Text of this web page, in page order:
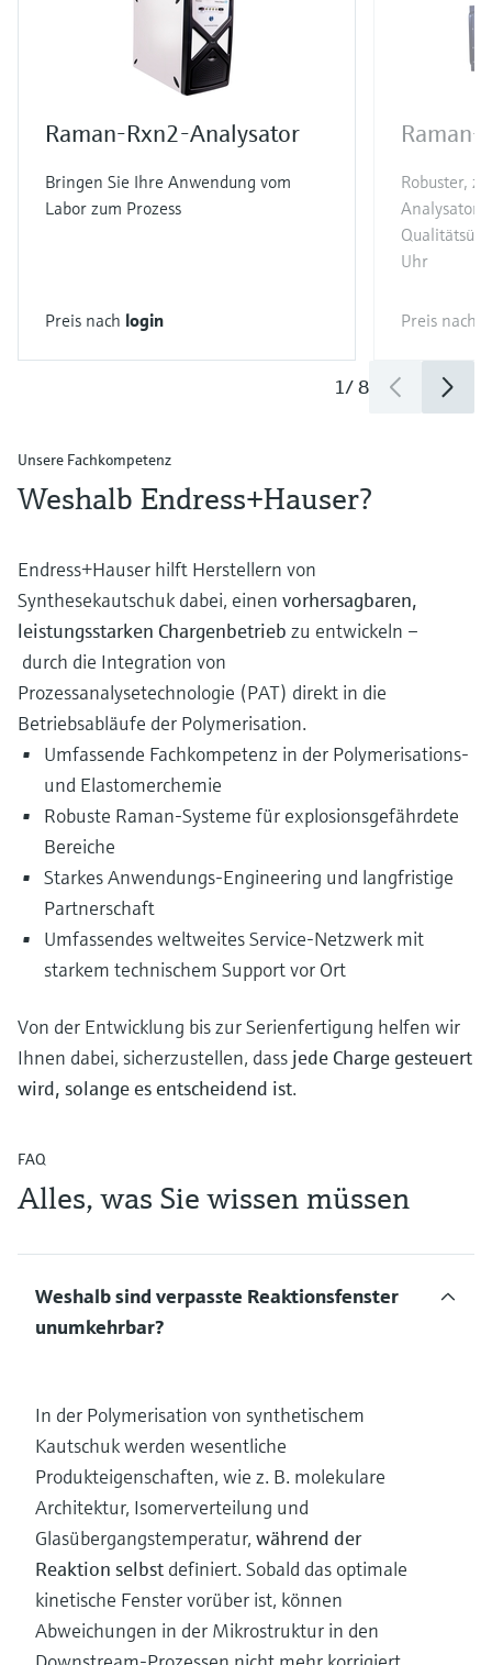
Raman-Rxn2-Analysator
Bringen Sie Ihre Anwendung vom
Labor zum Prozess
Preis nach login
Raman-
Robuster,
Analysator
Uhr
Preis nach
1/8
Unsere Fachkompetenz
Weshalb Endress+Hauser?
Endress+Hauser hilft Herstellern von
Synthesekautschuk dabei, einen vorhersagbaren,
leistungsstarken Chargenbetrieb zu entwickeln –
durch die Integration von
Prozessanalysetechnologie (PAT) direkt in die
Betriebsabläufe der Polymerisation.
Umfassende Fachkompetenz in der Polymerisations-
und Elastomerchemie
Robuste Raman-Systeme für explosionsgefährdete
Bereiche
Starkes Anwendungs-Engineering und langfristige
Partnerschaft
Umfassendes weltweites Service-Netzwerk mit
starkem technischem Support vor Ort
Von der Entwicklung bis zur Serienfertigung helfen wir
Ihnen dabei, sicherzustellen, dass jede Charge gesteuert
wird, solange es entscheidend ist.
FAQ
Alles, was Sie wissen müssen
Weshalb sind verpasste Reaktionsfenster
unumkehrbar?
In der Polymerisation von synthetischem
Kautschuk werden wesentliche
Produkteigenschaften, wie z. B. molekulare
Architektur, Isomerverteilung und
Glasübergangstemperatur, während der
Reaktion selbst definiert. Sobald das optimale
kinetische Fenster vorüber ist, können
Abweichungen in der Mikrostruktur in den